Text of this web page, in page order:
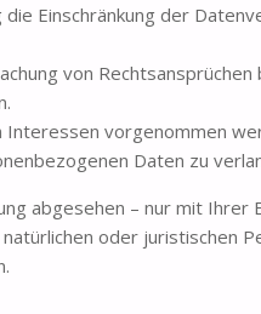
Einschränkung der
von Rechtsansprüchen
Interessen vorgenommen
Daten zu
abgesehen – nur mit Ihrer
oder juristischen